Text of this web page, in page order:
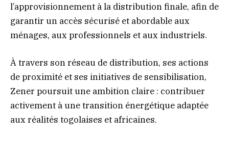
l’approvisionnement à la distribution finale, afin de
garantir un accès sécurisé et abordable aux
ménages, aux professionnels et aux industriels.
À travers son réseau de distribution, ses actions
de proximité et ses initiatives de sensibilisation,
Zener poursuit une ambition claire : contribuer
activement à une transition énergétique adaptée
aux réalités togolaises et africaines.